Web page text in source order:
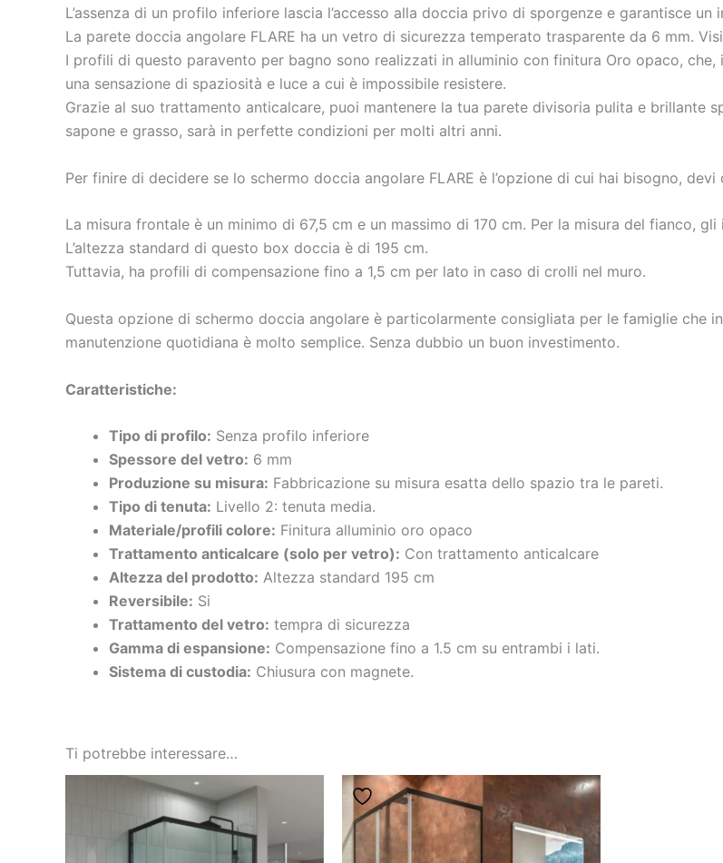
L’assenza di un profilo inferiore lascia l’accesso alla doccia privo di sporgenze e garantisce un
La parete doccia angolare FLARE ha un vetro di sicurezza temperato trasparente da 6 mm.
I profili di questo paravento per bagno sono realizzati in alluminio con finitura Oro opaco,
una sensazione di spaziosità e luce a cui è impossibile resistere.
Grazie al suo trattamento anticalcare, puoi mantenere la tua parete divisoria pulita e brillante
sapone e grasso, sarà in perfette condizioni per molti altri anni.
Per finire di decidere se lo schermo doccia angolare FLARE è l’opzione di cui hai bisogno, devi
La misura frontale è un minimo di 67,5 cm e un massimo di 170 cm. Per la misura del fianco,
L’altezza standard di questo box doccia è di 195 cm.
Tuttavia, ha profili di compensazione fino a 1,5 cm per lato in caso di crolli nel muro.
Questa opzione di schermo doccia angolare è particolarmente consigliata per le famiglie che
manutenzione quotidiana è molto semplice. Senza dubbio un buon investimento.
Caratteristiche:
Tipo di profilo: Senza profilo inferiore
Spessore del vetro: 6 mm
Produzione su misura: Fabbricazione su misura esatta dello spazio tra le pareti.
Tipo di tenuta: Livello 2: tenuta media.
Materiale/profili colore: Finitura alluminio oro opaco
Trattamento anticalcare (solo per vetro): Con trattamento anticalcare
Altezza del prodotto: Altezza standard 195 cm
Reversibile: Si
Trattamento del vetro: tempra di sicurezza
Gamma di espansione: Compensazione fino a 1.5 cm su entrambi i lati.
Sistema di custodia: Chiusura con magnete.
Ti potrebbe interessare…